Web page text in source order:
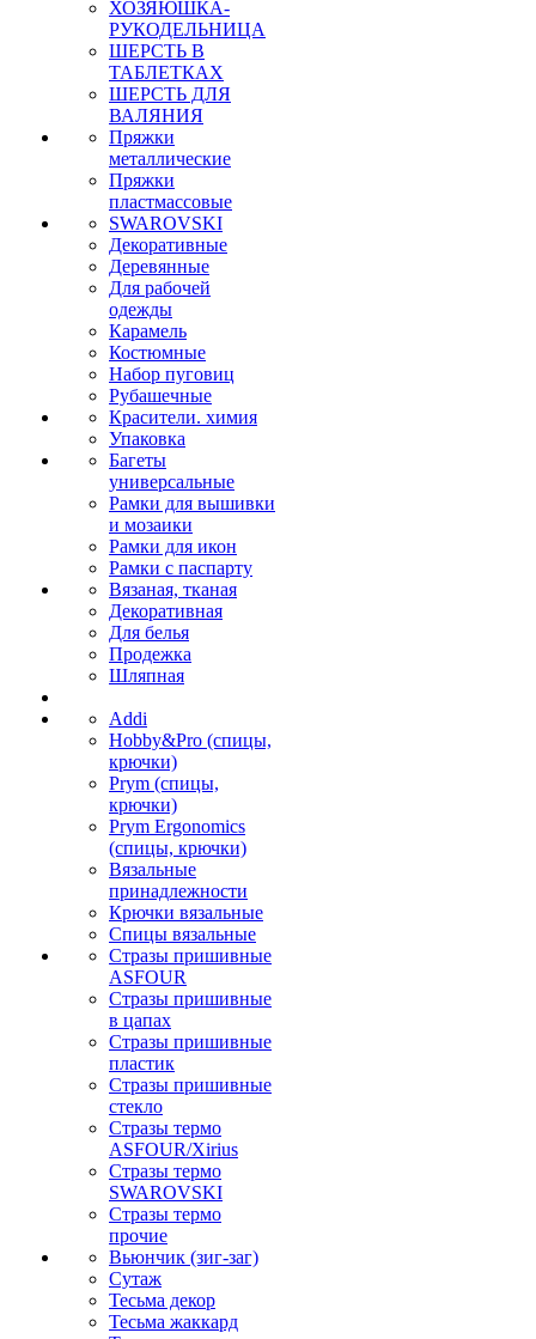
ХОЗЯЮШКА-
РУКОДЕЛЬНИЦА
ШЕРСТЬ В
ТАБЛЕТКАХ
ШЕРСТЬ ДЛЯ
ВАЛЯНИЯ
Пряжки
металлические
Пряжки
пластмассовые
SWAROVSKI
Декоративные
Деревянные
Для рабочей
одежды
Карамель
Костюмные
Набор пуговиц
Рубашечные
Красители. химия
Упаковка
Багеты
универсальные
Рамки для вышивки
и мозаики
Рамки для икон
Рамки с паспарту
Вязаная, тканая
Декоративная
Для белья
Продежка
Шляпная
Addi
Hobby&Pro (спицы,
крючки)
Prym (спицы,
крючки)
Prym Ergonomics
(спицы, крючки)
Вязальные
принадлежности
Крючки вязальные
Спицы вязальные
Стразы пришивные
ASFOUR
Стразы пришивные
в цапах
Стразы пришивные
пластик
Стразы пришивные
стекло
Стразы термо
ASFOUR/Xirius
Стразы термо
SWAROVSKI
Стразы термо
прочие
Вьюнчик (зиг-заг)
Сутаж
Тесьма декор
Тесьма жаккард